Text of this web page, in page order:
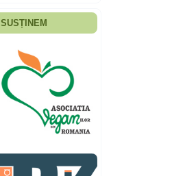
Fiica mea s-a nascut
ani, privind in urma
realizez cat de multe
greseli am facut in
educatia si cresterea
ei, am fost o mama
egoista, preocupata
de implinirea
profesionala, cand ea
era mica am neglijat-
agresiva, orice
greseala era taxata cu
SUSȚINEM